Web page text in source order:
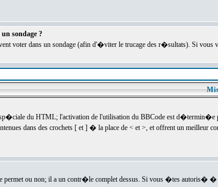
sondage ?
voter dans un sondage (afin d'�viter le trucage des r�sultats). Si
du HTML; l'activation de l'utilisation du BBCode est d�termin�e
dans des crochets [ et ] � la place de < et >, et offrent un
ou non; il a un contr�le complet dessus. Si vous �tes autoris� �